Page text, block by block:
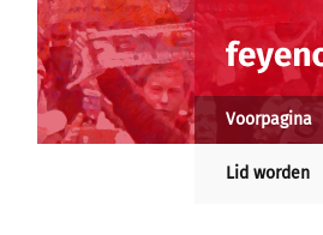
Voorpagina
Lid worden